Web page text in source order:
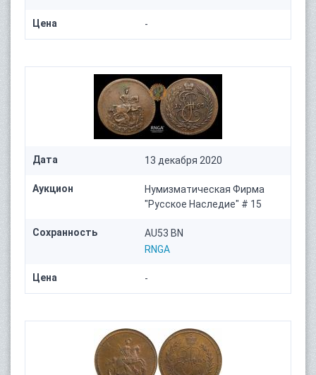
Цена -
Дата 13 декабря 2020
Аукцион
Нумизматическая Фирма
"Русское Наследие" # 15
Сохранность
AU53 BN
RNGA
Цена -